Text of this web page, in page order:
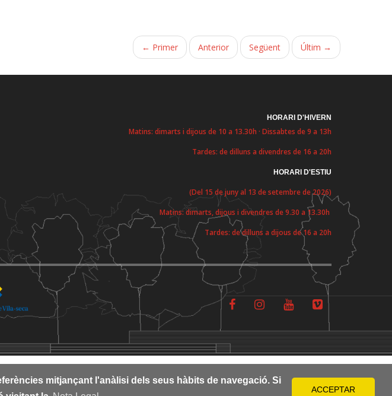
mitjançant l'anàlisi dels seus hàbits de navegació. Si
ACCEPTAR
← Primer Anterior Següent Últim →
HORARI D'HIVERN
Matins: dimarts i dijous de 10 a 13.30h · Dissabtes de 9 a 13h
Tardes: de dilluns a divendres de 16 a 20h
HORARI D'ESTIU
(Del 15 de juny al 13 de setembre de 2026)
Matins: dimarts, dijous i divendres de 9.30 a 13.30h
Tardes: de dilluns a dijous de 16 a 20h